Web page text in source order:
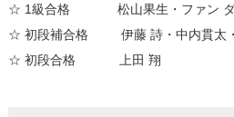
☆ 1級合格 松山果生・ファン ダ
☆ 初段補合格 伊藤 詩・中内貫太
☆ 初段合格 上田 翔